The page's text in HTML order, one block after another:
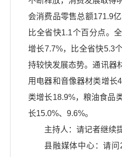
会消费品零售总额171.9
比全省快1.1个百分点。
增长7.7%，比全省快5.3
持较快发展态势。通讯器
用电器和音像器材类增长
类增长18.9%，粮油食品
长15.0%、9.6%。
主持人：请记者继续
县融媒体中心：请